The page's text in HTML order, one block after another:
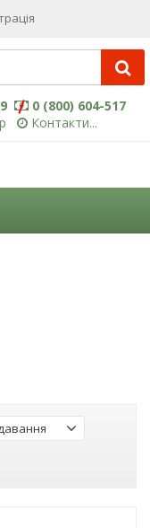
0 (800) 604-517
Контакти...